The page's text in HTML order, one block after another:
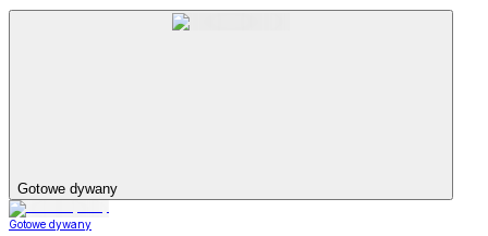
Gotowe dywany
Gotowe dywany